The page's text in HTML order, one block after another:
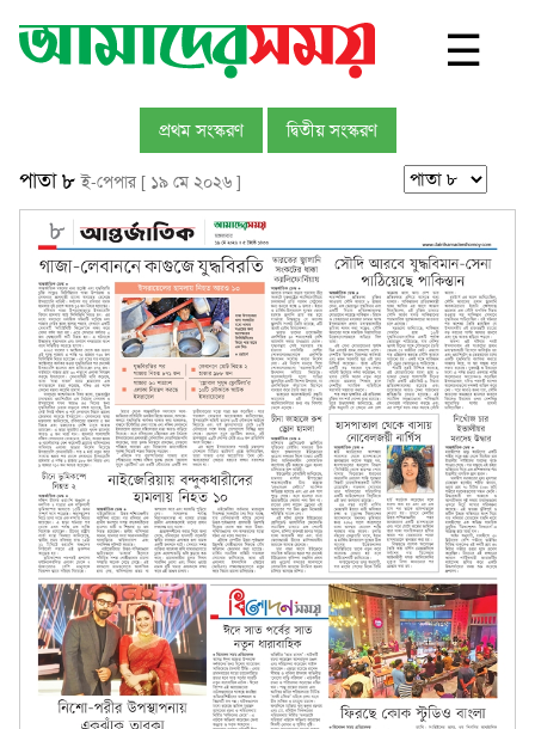
☰
প্রথম সংস্করণ দ্বিতীয় সংস্করণ
পাতা ৮ই-পেপার [ ১৯ মে ২০২৬ ]